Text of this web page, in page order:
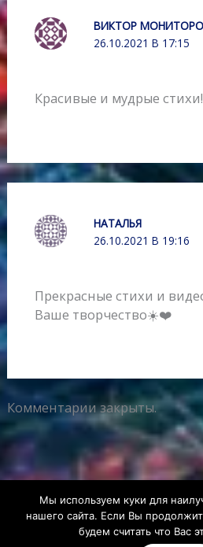
ВИКТОР
26.10.2021 В 17:15
Красивые и мудрые
НАТАЛЬЯ
26.10.2021 В 19:16
Прекрасные стихи и
Ваше творчество☀️❤️
Комментарии закрыты.
Мы используем куки для
нашего сайта. Если Вы
будем считать что Вас